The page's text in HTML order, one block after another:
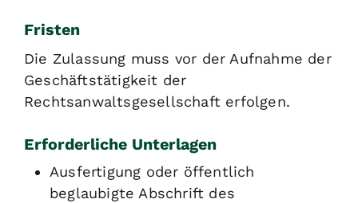
Fristen
Die Zulassung muss vor der Aufnahme der
Geschäftstätigkeit der
Rechtsanwaltsgesellschaft erfolgen.
Erforderliche Unterlagen
Ausfertigung oder öffentlich
beglaubigte Abschrift des